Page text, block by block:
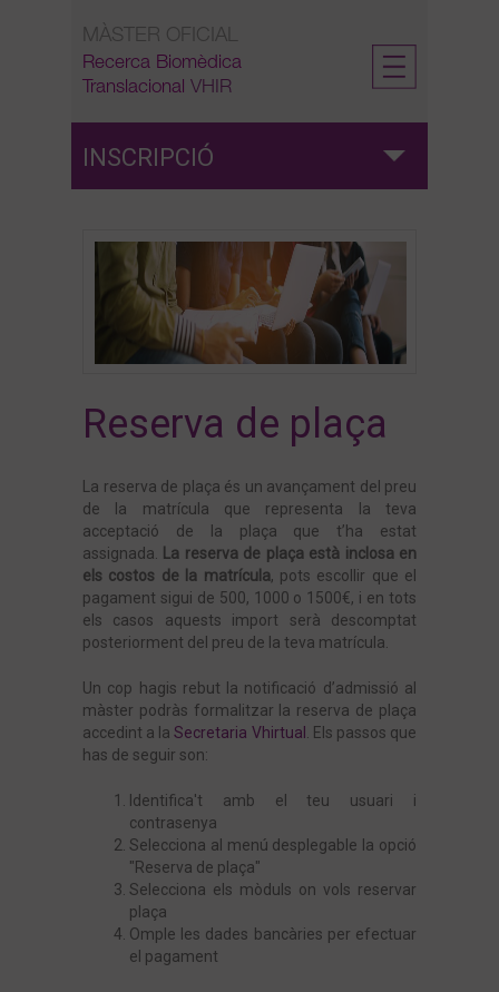
content
MÀSTER OFICIAL
Recerca Biomèdica
Translacional VHIR
INSCRIPCIÓ
Preinscripció
Reserva de plaça
Matrícula
Reserva de plaça
La reserva de plaça és un avançament del preu
de la matrícula que representa la teva
acceptació de la plaça que t’ha estat
assignada. La reserva de plaça està inclosa en
els costos de la matrícula, pots escollir que el
pagament sigui de 500, 1000 o 1500€, i en tots
els casos aquests import serà descomptat
posteriorment del preu de la teva matrícula.
Un cop hagis rebut la notificació d’admissió al
màster podràs formalitzar la reserva de plaça
accedint a laSecretaria Vhirtual . Els passos que
has de seguir son:
Identifica't amb el teu usuari i
contrasenya
Selecciona al menú desplegable la opció
"Reserva de plaça"
Selecciona els mòduls on vols reservar
plaça
Omple les dades bancàries per efectuar
el pagament